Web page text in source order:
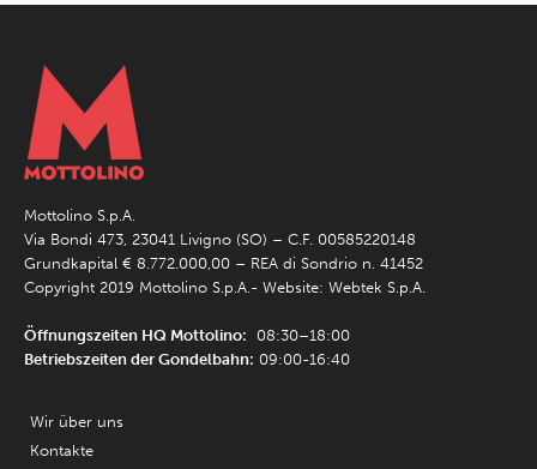
Mottolino S.p.A.
Via Bondi 473, 23041 Livigno (SO) – C.F. 00585220148
Grundkapital € 8.772.000,00 – REA di Sondrio n. 41452
Copyright 2019 Mottolino S.p.A.- Website: Webtek S.p.A.
Öffnungszeiten HQ Mottolino: 08:30–18:00
Betriebszeiten der Gondelbahn: 09:00-16:40
Wir über uns
Kontakte